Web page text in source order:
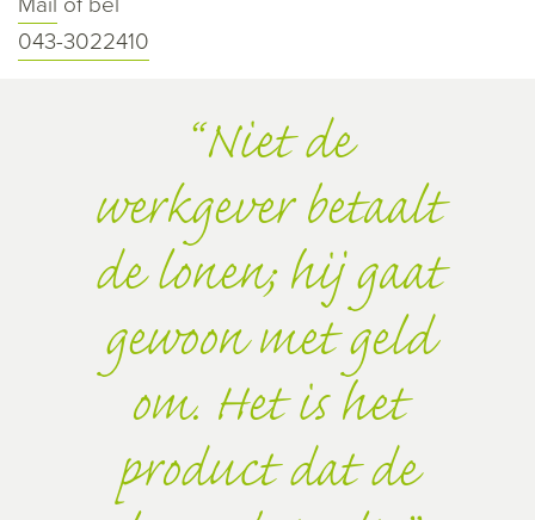
043-3022410
Niet de
werkgever betaalt
de lonen; hij gaat
gewoon met geld
om. Het is het
product dat de